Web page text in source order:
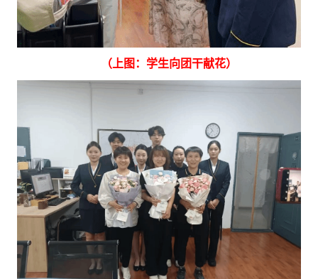
（ 上 图：学生向团干献花）